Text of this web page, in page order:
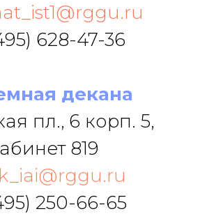
628-47-36
декана
пл., 6 корп. 5,
819
250-66-65